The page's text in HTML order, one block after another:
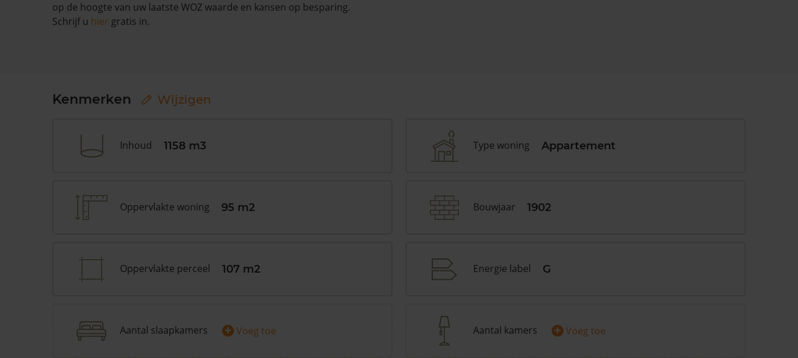
op de hoogte van uw laatste WOZ waarde en kansen op besparing.
Schrijf u hier gratis in.
Kenmerken Wijzigen
Inhoud 1158 m3 Type woning Appartement
Oppervlakte woning 95 m2 Bouwjaar 1902
Oppervlakte perceel 107 m2 Energie label G
Aantal slaapkamers + Voeg toe Aantal kamers + Voeg toe